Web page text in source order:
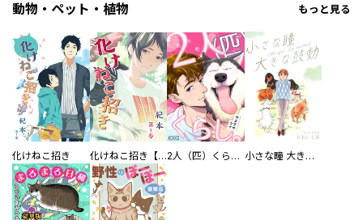
動物・ペット・植物 もっと見る
化けねこ招き 化けねこ招き【描きおろし付合冊版】 2人（匹）くらし。 小さな瞳 大きな鼓動